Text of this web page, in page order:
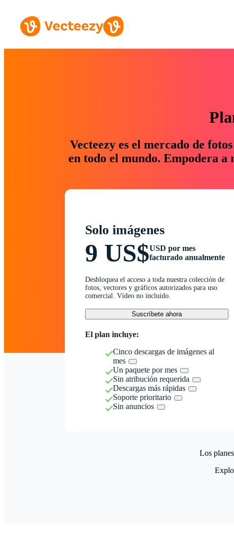
Vecteezy es el mercado de
en todo el mundo. Empodera a
Solo imágenes
9 US$USD por mes
facturado anualmente
Desbloquea el acceso a toda nuestra colección de
fotos, vectores y gráficos autorizados para uso
comercial. Vídeo no incluido.
Suscríbete ahora
El plan incluye:
Cinco descargas de imágenes al
mes
Un paquete por mes
Sin atribución requerida
Descargas más rápidas
Soporte prioritario
Sin anuncios
Los